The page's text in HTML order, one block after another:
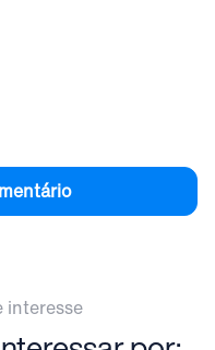
interesse